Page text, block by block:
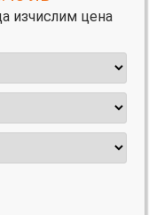
изчислим цена